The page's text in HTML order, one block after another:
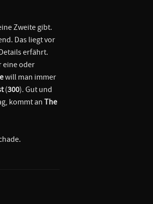
Zweite gibt.
Das liegt vor
erfährt.
eine oder
will man immer
(300). Gut und
kommt an The